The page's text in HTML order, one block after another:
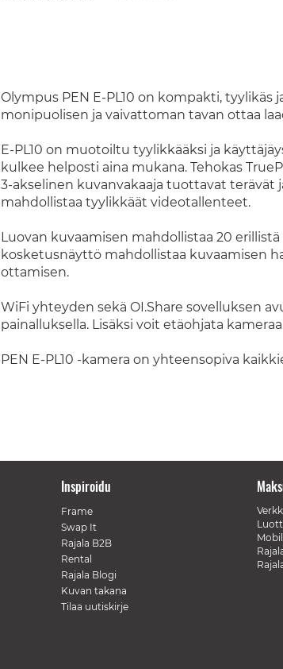
Olympus PEN E-PL10 on kompakti,
monipuolisen ja vaivattoman tavan ottaa
E-PL10 on muotoiltu tyylikkääksi ja
kulkee helposti aina mukana. Tehokas
3-akselinen kuvanvakaaja tuottavat
mahdollistaa tyylikkäät videotallenteet.
Luovan kuvaamisen mahdollistaa 20
kosketusnäyttö mahdollistaa kuvaamisen
ottamisen.
WiFi yhteyden sekä OI.Share sovelluksen
painalluksella. Lisäksi voit etäohjata
PEN E-PL10 -kamera on yhteensopiva
Inspiroidu
Frame
Swap It
Rajala B2B
Rental
Rajala Blogi
Kuvan takana
Tilaa uutiskirje